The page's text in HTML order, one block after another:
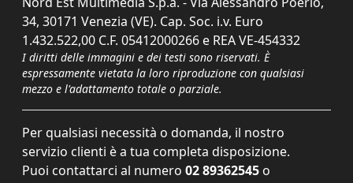
34, 30171 Venezia (VE). Cap. Soc. i.v. Euro
1.432.522,00 C.F. 05412000266 e REA VE-454332
I diritti delle immagini e dei testi sono riservati. È
espressamente vietata la loro riproduzione con qualsiasi
mezzo e l'adattamento totale o parziale.
Per qualsiasi necessità o domanda, il nostro
servizio clienti è a tua completa disposizione.
Puoi contattarci al numero 02 89362545 o